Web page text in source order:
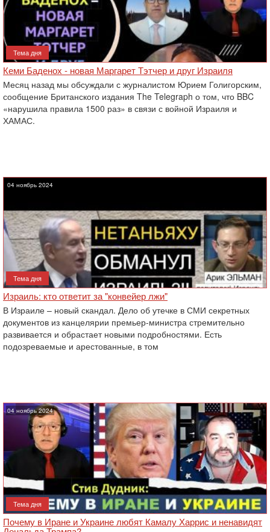
Тема дня
Кеми Баденох - новая Маргарет Тэтчер и друг Израиля
Месяц назад мы обсуждали с журналистом Юрием Голигорским,
сообщение Британского издания The Telegraph о том, что BBC
«нарушила правила 1500 раз» в связи с войной Израиля и
ХАМАС.
04 ноябрь 2024
Тема дня
Израиль: кто ответит за "конвейер лжи"
В Израиле – новый скандал. Дело об утечке в СМИ секретных
документов из канцелярии премьер-министра стремительно
развивается и обрастает новыми подробностями. Есть
подозреваемые и арестованные, в том
04 ноябрь 2024
Тема дня
Почему в Иране и Украине любят Камалу Харрис и ненавидят